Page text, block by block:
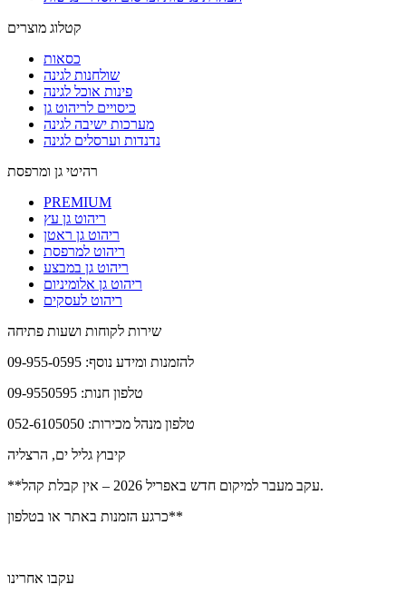
קטלוג מוצרים
כסאות
שולחנות לגינה
פינות אוכל לגינה
כיסויים לריהוט גן
מערכות ישיבה לגינה
נדנדות וערסלים לגינה
רהיטי גן ומרפסת
PREMIUM
ריהוט גן עץ
ריהוט גן ראטן
ריהוט למרפסת
ריהוט גן במבצע
ריהוט גן אלומיניום
ריהוט לעסקים
שירות לקוחות ושעות פתיחה
להזמנות ומידע נוסף: 09-955-0595
טלפון חנות: 09-9550595
טלפון מנהל מכירות: 052-6105050
קיבוץ גליל ים, הרצליה
**עקב מעבר למיקום חדש באפריל 2026 – אין קבלת קהל.
כרגע הזמנות באתר או בטלפון**
עקבו אחרינו